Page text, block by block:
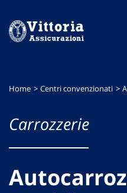
menu
contenuto
footer
Home Centri convenzionati
Carrozzerie